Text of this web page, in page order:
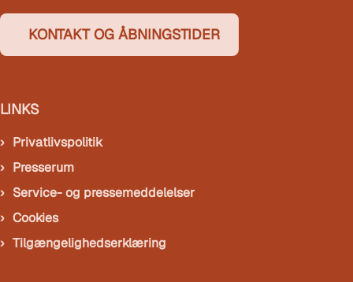
KONTAKT OG ÅBNINGSTIDER
LINKS
Privatlivspolitik
Presserum
Service- og pressemeddelelser
Cookies
Tilgængelighedserklæring